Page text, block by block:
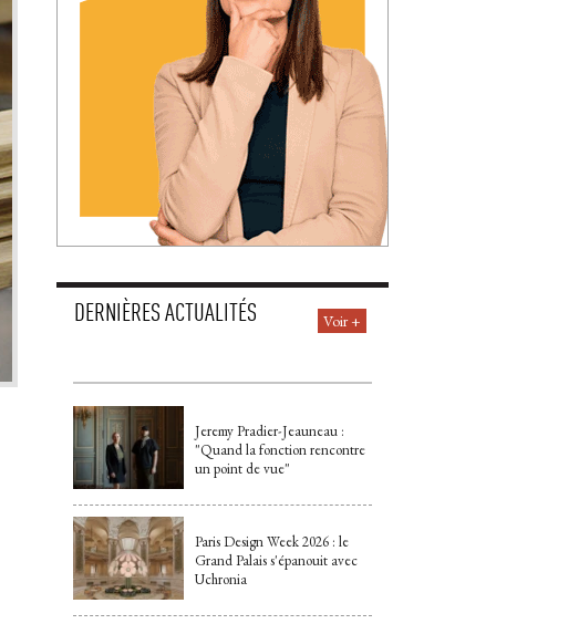
DERNIÈRES ACTUALITÉS Voir +
Jeremy Pradier-Jeauneau :
"Quand la fonction rencontre
un point de vue"
Paris Design Week 2026 : le
Grand Palais s'épanouit avec
Uchronia